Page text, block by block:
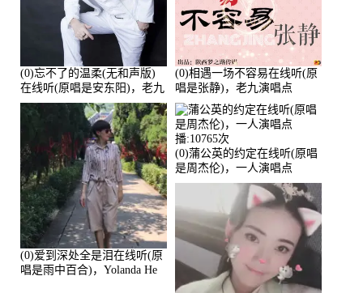
(0)忘不了的温柔(无和声版)
在线听(原唱是安东阳)，老九
演唱点播:17392次
(0)相遇一场不容易在线听(原
唱是张静)，老九演唱点
播:11453次
(0)爱到深处全是泪在线听(原
唱是雨中百合)，Yolanda He
(0)蒲公英的约定在线听(原唱
是周杰伦)，一人演唱点
播:10765次